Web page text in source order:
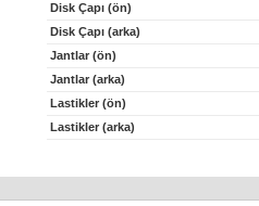
Disk Çapı (ön)
Disk Çapı (arka)
Jantlar (ön)
Jantlar (arka)
Lastikler (ön)
Lastikler (arka)